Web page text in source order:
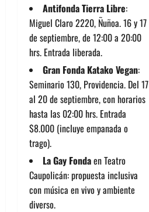
Antifonda Tierra Libre:
Miguel Claro 2220, Ñuñoa. 16 y 17
de septiembre, de 12:00 a 20:00
hrs. Entrada liberada.
Gran Fonda Katako Vegan:
Seminario 130, Providencia. Del 17
al 20 de septiembre, con horarios
hasta las 02:00 hrs. Entrada
$8.000 (incluye empanada o
trago).
La Gay Fondaen Teatro
Caupolicán: propuesta inclusiva
con música en vivo y ambiente
diverso.